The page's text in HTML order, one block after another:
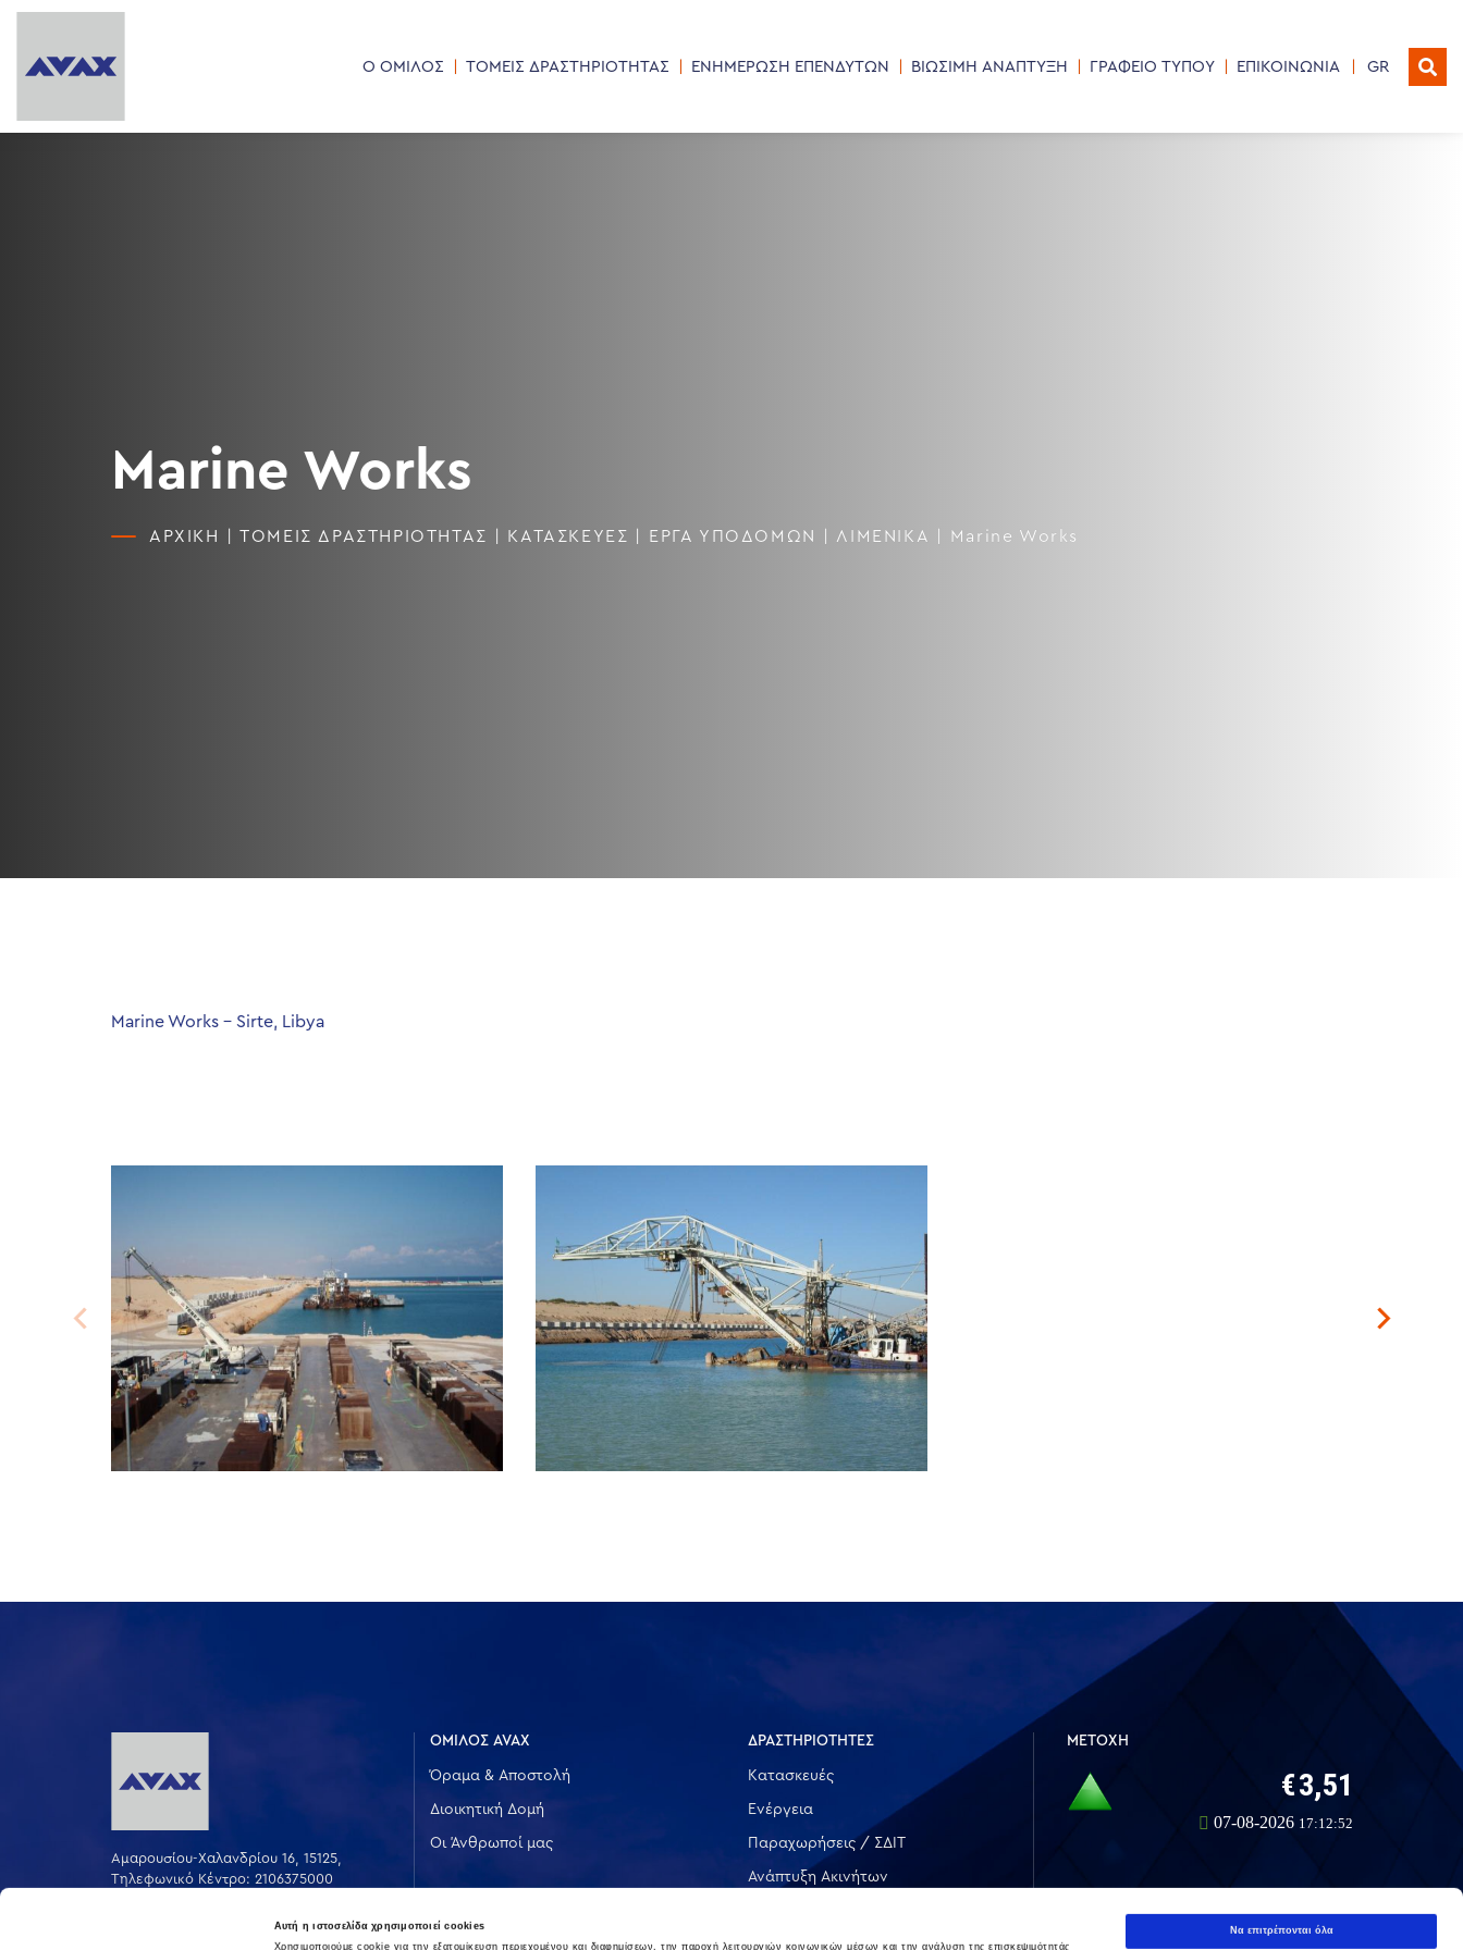
Αυτή η ιστοσελίδα χρησιμοποιεί cookies
Χρησιμοποιούμε cookie για την εξατομίκευση περιεχομένου και διαφημίσεων, την παροχή λειτουργιών κοινωνικών μέσων και την ανάλυση της επισκεψιμότητάς
Να επιτρέπονται όλα
Ο ΟΜΙΛΟΣ ΤΟΜΕΙΣ ΔΡΑΣΤΗΡΙΟΤΗΤΑΣ ΕΝΗΜΕΡΩΣΗ ΕΠΕΝΔΥΤΩΝ ΒΙΩΣΙΜΗ ΑΝΑΠΤΥΞΗ ΓΡΑΦΕΙΟ ΤΥΠΟΥ ΕΠΙΚΟΙΝΩΝΙΑ GR
Marine Works
ΑΡΧΙΚΗ ΤΟΜΕΙΣ ΔΡΑΣΤΗΡΙΟΤΗΤΑΣ ΚΑΤΑΣΚΕΥΕΣ ΕΡΓΑ ΥΠΟΔΟΜΩΝ ΛΙΜΕΝΙΚΆ Marine Works
Marine Works – Sirte, Libya
Αμαρουσίου-Χαλανδρίου 16, 15125,
Τηλεφωνικό Κέντρο: 2106375000
ΟΜΙΛΟΣ AVAX
Όραμα & Αποστολή
Διοικητική Δομή
Οι Άνθρωποί μας
ΔΡΑΣΤΗΡΙΟΤΗΤΕΣ
Κατασκευές
Ενέργεια
Παραχωρήσεις / ΣΔΙΤ
Ανάπτυξη Ακινήτων
ΜΕΤΟΧΗ